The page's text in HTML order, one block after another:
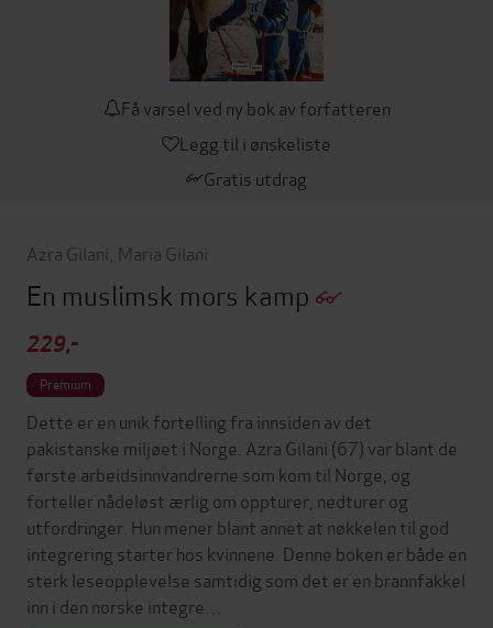
Få varsel ved ny bok av forfatteren
Legg til i ønskeliste
Gratis utdrag
Azra Gilani Maria Gilani
En muslimsk mors kamp
229,-
Premium
Dette er en unik fortelling fra innsiden av det
pakistanske miljøet i Norge. Azra Gilani (67) var blant de
første arbeidsinnvandrerne som kom til Norge, og
forteller nådeløst ærlig om oppturer, nedturer og
utfordringer. Hun mener blant annet at nøkkelen til god
integrering starter hos kvinnene. Denne boken er både en
sterk leseopplevelse samtidig som det er en brannfakkel
inn i den norske integre…